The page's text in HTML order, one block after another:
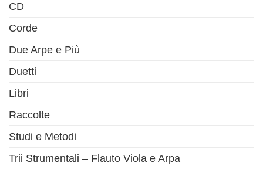
CD
Corde
Due Arpe e Più
Duetti
Libri
Raccolte
Studi e Metodi
Trii Strumentali – Flauto Viola e Arpa